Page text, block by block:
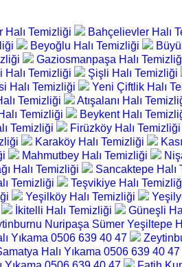
Halı Temizliği Bahçelievler Halı
Beyoğlu Halı Temizliği
Gaziosmanpaşa Halı
Halı Temizliği Şişli Halı Temizliği
Halı Temizliği Yeni Çiftlik Halı
Temizliği Atışalanı Halı
Temizliği Beykent Halı
Temizliği Firüzköy Halı Temizliği
Karaköy Halı Temizliği
Mahmutbey Halı Temizliği
Halı Temizliği Sancaktepe Halı
Temizliği Teşvikiye Halı
Yeşilköy Halı Temizliği
İkitelli Halı Temizliği Güneşli
Nuripaşa Sümer Yeşiltepe
Yıkama 0506 639 40 47
Halı Yıkama 0506 639 40 47